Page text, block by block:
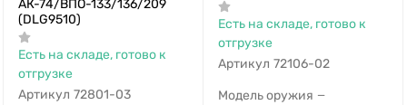
АК-74/ВПО-133/136/209
(DLG9510)
Есть на складе, готово к
отгрузке
Артикул 72801-03
Есть на складе, готово к
отгрузке
Артикул 72106-02
Модель оружия —